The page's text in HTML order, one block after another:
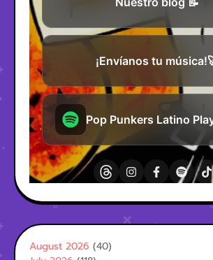
August 2026 (40)